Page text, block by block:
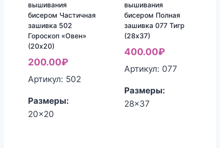
вышивания
бисером Частичная
зашивка 502
Гороскоп «Овен»
(20х20)
200.00₽
Артикул: 502
Размеры:
20x20
вышивания
бисером Полная
зашивка 077 Тигр
(28х37)
400.00₽
Артикул: 077
Размеры:
28x37